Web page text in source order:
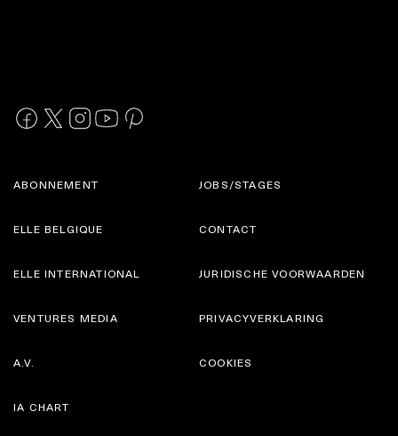
ABONNEMENT
ELLE BELGIQUE
JOBS/STAGES
CONTACT
ELLE INTERNATIONAL
VENTURES MEDIA
JURIDISCHE VOORWAARDEN
PRIVACYVERKLARING
A.V.
IA CHART
COOKIES